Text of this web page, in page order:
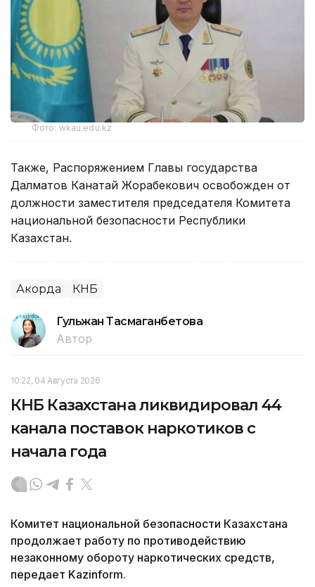
Фото: wkau.edu.kz
Также, Распоряжением Главы государства
Далматов Канатай Жорабекович освобожден от
должности заместителя председателя Комитета
национальной безопасности Республики
Казахстан.
Акорда КНБ
Гульжан Тасмаганбетова
Автор
10:22, 04 Августа 2026
КНБ Казахстана ликвидировал 44
канала поставок наркотиков с
начала года
Комитет национальной безопасности Казахстана
продолжает работу по противодействию
незаконному обороту наркотических средств,
передает Kazinform.